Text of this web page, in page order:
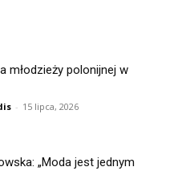
młodzieży polonijnej w
- 15 lipca, 2026
„Moda jest jednym